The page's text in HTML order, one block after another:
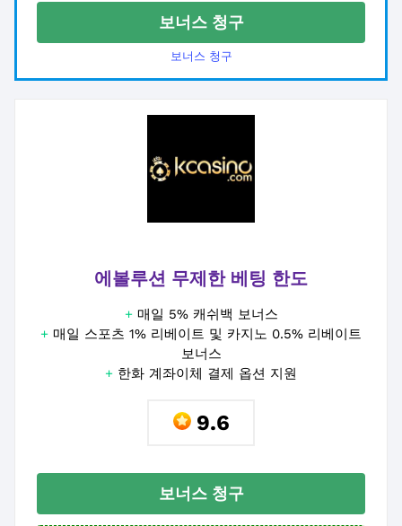
보너스 청구
보너스 청구
에볼루션 무제한 베팅 한도
+ 매일 5% 캐쉬백 보너스
+ 매일 스포츠 1% 리베이트 및 카지노 0.5% 리베이트
보너스
+ 한화 계좌이체 결제 옵션 지원
9.6
보너스 청구